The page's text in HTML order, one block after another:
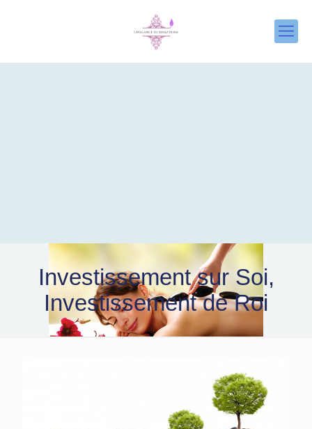
Investissement sur Soi,
Investissement de Roi